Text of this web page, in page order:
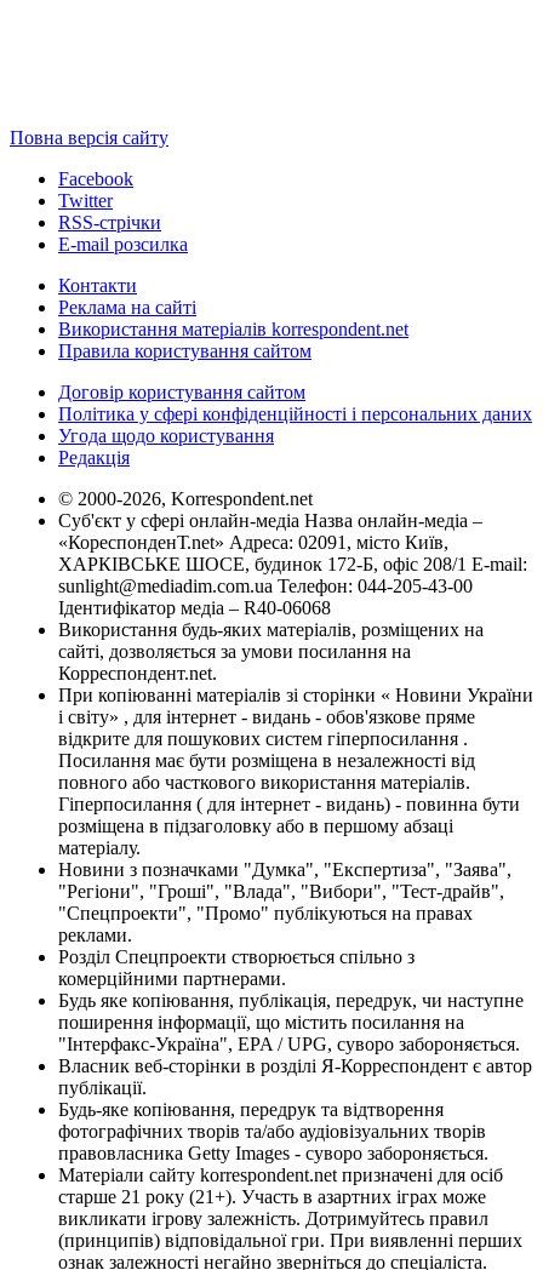
Повна версія сайту
Facebook
Twitter
RSS-стрічки
E-mail розсилка
Контакти
Реклама на сайті
Використання матеріалів korrespondent.net
Правила користування сайтом
Договір користування сайтом
Політика у сфері конфіденційності і персональних даних
Угода щодо користування
Редакція
© 2000-2026, Korrespondent.net
Суб'єкт у сфері онлайн-медіа Назва онлайн-медіа –
«КореспонденТ.net» Адреса: 02091, місто Київ,
ХАРКІВСЬКЕ ШОСЕ, будинок 172-Б, офіс 208/1 E-mail:
sunlight@mediadim.com.ua Телефон: 044-205-43-00
Ідентифікатор медіа – R40-06068
Використання будь-яких матеріалів, розміщених на
сайті, дозволяється за умови посилання на
Корреспондент.net.
При копіюванні матеріалів зі сторінки « Новини України
і світу» , для інтернет - видань - обов'язкове пряме
відкрите для пошукових систем гіперпосилання .
Посилання має бути розміщена в незалежності від
повного або часткового використання матеріалів.
Гіперпосилання ( для інтернет - видань) - повинна бути
розміщена в підзаголовку або в першому абзаці
матеріалу.
Новини з позначками "Думка", "Експертиза", "Заява",
"Регіони", "Гроші", "Влада", "Вибори", "Тест-драйв",
"Спецпроекти", "Промо" публікуються на правах
реклами.
Розділ Спецпроекти створюється спільно з
комерційними партнерами.
Будь яке копіювання, публікація, передрук, чи наступне
поширення інформації, що містить посилання на
"Інтерфакс-Україна", EPA / UPG, суворо забороняється.
Власник веб-сторінки в розділі Я-Корреспондент є автор
публікації.
Будь-яке копіювання, передрук та відтворення
фотографічних творів та/або аудіовізуальних творів
правовласника Getty Images - суворо забороняється.
Матеріали сайту korrespondent.net призначені для осіб
старше 21 року (21+). Участь в азартних іграх може
викликати ігрову залежність. Дотримуйтесь правил
(принципів) відповідальної гри. При виявленні перших
ознак залежності негайно зверніться до спеціаліста.